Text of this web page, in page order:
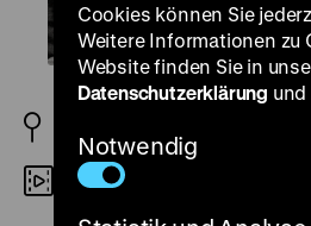
DCP
Cookies können Sie
Weitere Informationen zu
Website finden Sie in
Datenschutzerklärung und
Notwendig